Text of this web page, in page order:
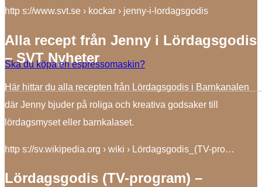
Ska du köpa en espressomaskin?
http s://www.svt.se › kockar › jenny-i-lordagsgodis
Alla recept från Jenny i Lördagsgodis
– SVT Nyheter
Här hittar du alla recepten från Lördagsgodis i Barnkanalen
där Jenny bjuder på roliga och kreativa godsaker till
lördagsmyset eller barnkalaset.
http s://sv.wikipedia.org › wiki › Lördagsgodis_(TV-pro…
Lördagsgodis (TV-program) –